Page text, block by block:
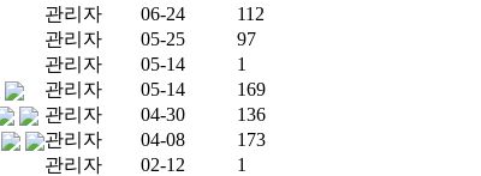
관리자 06-24
112
관리자 05-25
97
관리자 05-14
1
관리자 05-14
169
관리자 04-30
136
관리자 04-08
173
관리자 02-12
1